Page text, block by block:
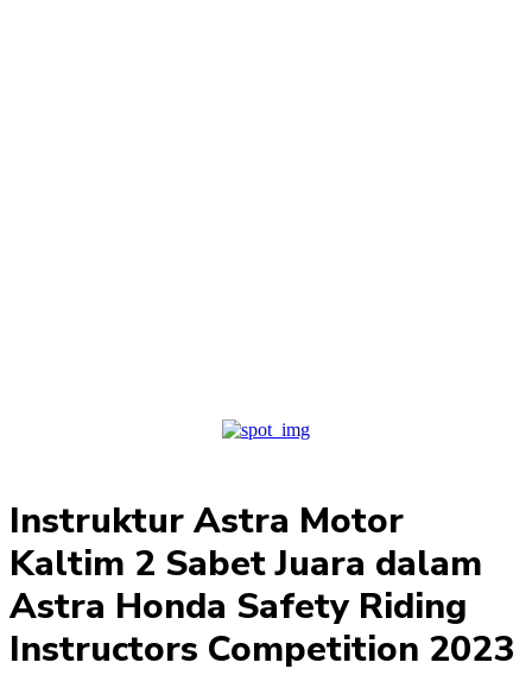
Instruktur Astra Motor
Kaltim 2 Sabet Juara dalam
Astra Honda Safety Riding
Instructors Competition 2023